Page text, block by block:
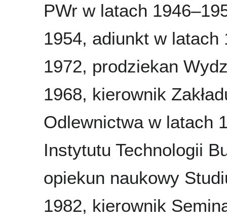
PWr w latach
1954, adiunkt w latach
1972, prodziekan
1968, kierownik
Odlewnictwa w latach
Instytutu Technologii
opiekun naukowy
1982, kierownik